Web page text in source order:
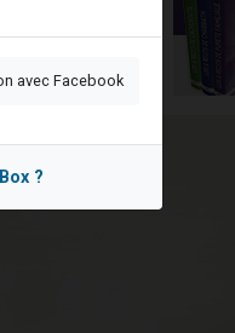
Hamazone à travers le temps
de perdre leur maman
de violences...
avec Facebook
?